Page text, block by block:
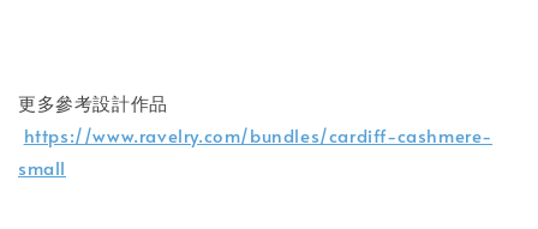
更多參考設計作品
https://www.ravelry.com/bundles/cardiff-cashmere-
small